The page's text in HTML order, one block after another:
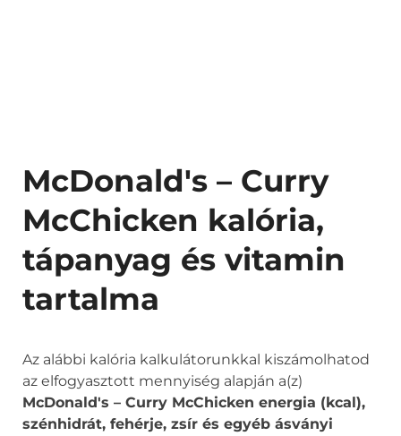
McDonald's – Curry
McChicken kalória,
tápanyag és vitamin
tartalma
Az alábbi kalória kalkulátorunkkal kiszámolhatod
az elfogyasztott mennyiség alapján a(z)
McDonald's – Curry McChicken energia (kcal),
szénhidrát, fehérje, zsír és egyéb ásványi